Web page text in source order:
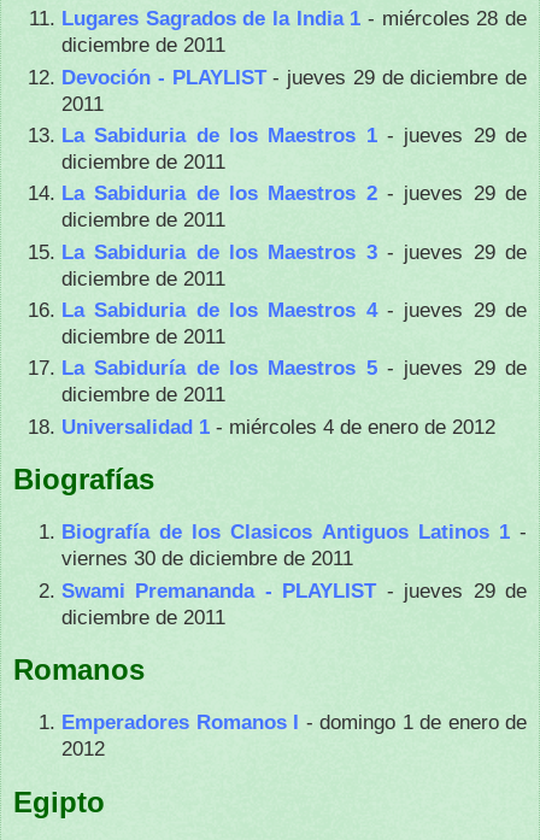
Lugares Sagrados de la India 1 - miércoles 28 de
diciembre de 2011
Devoción - PLAYLIST- jueves 29 de diciembre de
2011
La Sabiduria de los Maestros 1- jueves 29 de
diciembre de 2011
La Sabiduria de los Maestros 2- jueves 29 de
diciembre de 2011
La Sabiduria de los Maestros 3- jueves 29 de
diciembre de 2011
La Sabiduria de los Maestros 4- jueves 29 de
diciembre de 2011
La Sabiduría de los Maestros 5- jueves 29 de
diciembre de 2011
Universalidad 1 - miércoles 4 de enero de 2012
Biografías
Biografía de los Clasicos Antiguos Latinos 1-
viernes 30 de diciembre de 2011
Swami Premananda - PLAYLIST- jueves 29 de
diciembre de 2011
Romanos
Emperadores Romanos I - domingo 1 de enero de
2012
Egipto